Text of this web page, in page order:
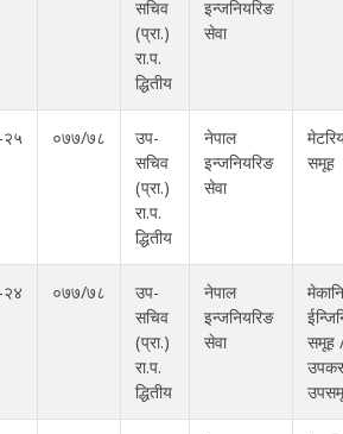
सचिव
(प्रा.)
रा.प.
द्धितीय
इन्जनियरिङ
सेवा
०७७/७८
उप-
सचिव
(प्रा.)
रा.प.
द्धितीय
नेपाल
इन्जनियरिङ
सेवा
समूह
०७७/७८
उप-
सचिव
(प्रा.)
रा.प.
द्धितीय
नेपाल
इन्जनियरिङ
सेवा
समूह /